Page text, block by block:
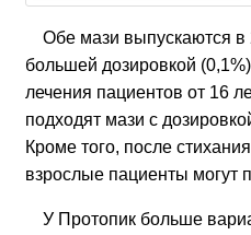
Обе мази выпускаются в
большей дозировкой
лечения пациентов от 16
подходят мази с
Кроме того, после
взрослые пациенты могут
У Протопик больше